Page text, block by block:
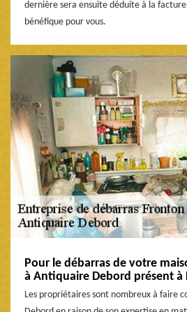
dernière sera ensuite déduite à la
bénéfique pour vous.
Pour le débarras de votre
à Antiquaire Debord présent à
Les propriétaires sont nombreux à faire